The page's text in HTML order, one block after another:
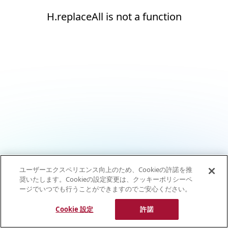
H.replaceAll is not a function
ユーザーエクスペリエンス向上のため、Cookieの許諾を推
奨いたします。Cookieの設定変更は、クッキーポリシーペ
ージでいつでも行うことができますのでご安心ください。
Cookie 設定 許諾